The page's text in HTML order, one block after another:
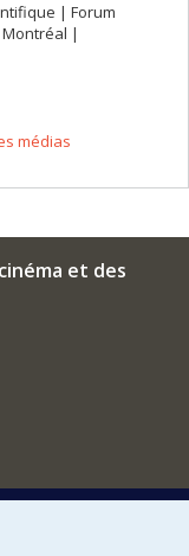
| Forum
|
médias
et des